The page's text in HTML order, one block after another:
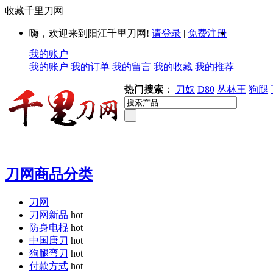
收藏千里刀网
嗨，欢迎来到阳江千里刀网! 请登录 | 免费注册 ||
我的账户
我的账户 我的订单 我的留言 我的收藏 我的推荐
热门搜索 ： 刀奴 D80 丛林王 狗腿
刀网商品分类
刀网
刀网新品 hot
防身电棍 hot
中国唐刀 hot
狗腿弯刀 hot
付款方式 hot